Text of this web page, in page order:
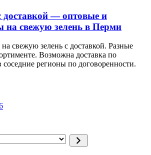
доставкой — оптовые и
на свежую зелень в Перми
свежую зелень с доставкой. Разные
Возможна доставка по
регионы по договоренности.